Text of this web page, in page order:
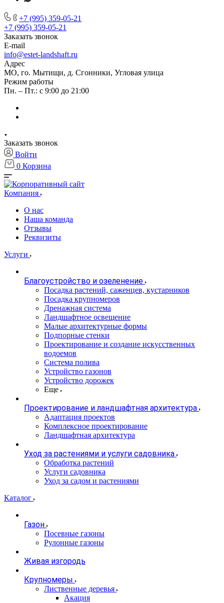
+7 (995) 359-05-21
+7 (995) 359-05-21
Заказать звонок
E-mail
info@estet-landshaft.ru
Адрес
МО, го. Мытищи, д. Сгонники, Угловая улица
Режим работы
Пн. – Пт.: с 9:00 до 21:00
Заказать звонок
Войти
0 Корзина
Компания
О нас
Наша команда
Отзывы
Реквизиты
Услуги
Благоустройство и озеленение
Посадка растений, саженцев, кустарников
Посадка крупномеров
Дренажная система
Ландшафтное освещение
Малые архитектурные формы
Подпорные стенки
Проектирование и создание искусственных
водоемов
Система полива
Устройство газонов
Устройство дорожек
Еще
Проектирование и ландшафтная архитектура
Адаптация проектов
Комплексное проектирование
Ландшафтная архитектура
Уход за растениями и услуги садовника
Обработка растений
Услуги садовника
Уход за садом и растениями
Каталог
Газон
Посевные газоны
Рулонные газоны
Живая изгородь
Крупномеры
Лиственные деревья
Акация